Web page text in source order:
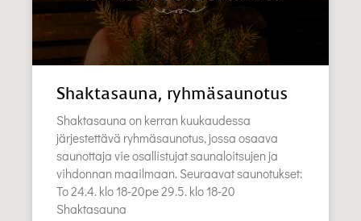
Shaktasauna, ryhmäsaunotus
Shaktasauna on kerran kuukaudessa
järjestettävä ryhmäsaunotus, jossa osaava
saunottaja vie osallistujat saunaloitsujen ja
vihdonnan maailmaan. Seuraavat saunotukset:
To 24.4. klo 18-20pe 29.5. klo 18-20
Shaktasauna